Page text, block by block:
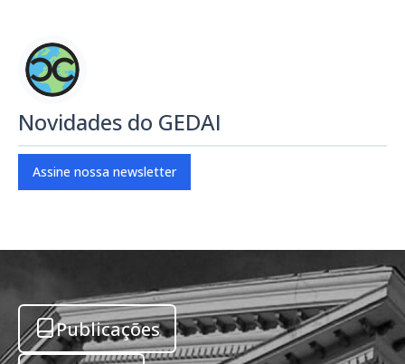
Novidades do GEDAI
Assine nossa newsletter
Publicações